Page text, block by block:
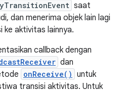
saat
dan menerima objek lain lagi
ke aktivitas lainnya.
callback dengan
dan
onReceive() untuk
transisi aktivitas. Untuk